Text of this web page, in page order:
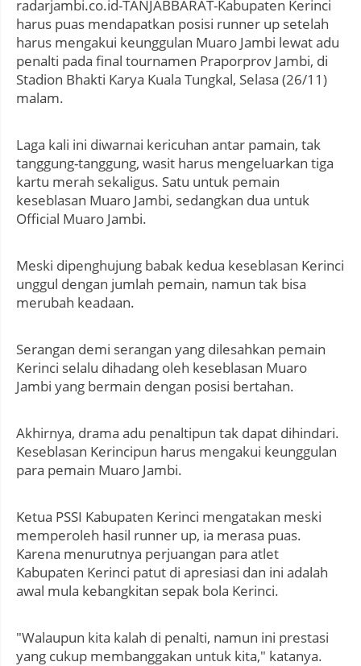
radarjambi.co.id-TANJABBARAT-Kabupaten Kerinci
harus puas mendapatkan posisi runner up setelah
harus mengakui keunggulan Muaro Jambi lewat adu
penalti pada final tournamen Praporprov Jambi, di
Stadion Bhakti Karya Kuala Tungkal, Selasa (26/11)
malam.
Laga kali ini diwarnai kericuhan antar pamain, tak
tanggung-tanggung, wasit harus mengeluarkan tiga
kartu merah sekaligus. Satu untuk pemain
keseblasan Muaro Jambi, sedangkan dua untuk
Official Muaro Jambi.
Meski dipenghujung babak kedua keseblasan Kerinci
unggul dengan jumlah pemain, namun tak bisa
merubah keadaan.
Serangan demi serangan yang dilesahkan pemain
Kerinci selalu dihadang oleh keseblasan Muaro
Jambi yang bermain dengan posisi bertahan.
Akhirnya, drama adu penaltipun tak dapat dihindari.
Keseblasan Kerincipun harus mengakui keunggulan
para pemain Muaro Jambi.
Ketua PSSI Kabupaten Kerinci mengatakan meski
memperoleh hasil runner up, ia merasa puas.
Karena menurutnya perjuangan para atlet
Kabupaten Kerinci patut di apresiasi dan ini adalah
awal mula kebangkitan sepak bola Kerinci.
"Walaupun kita kalah di penalti, namun ini prestasi
yang cukup membanggakan untuk kita," katanya.